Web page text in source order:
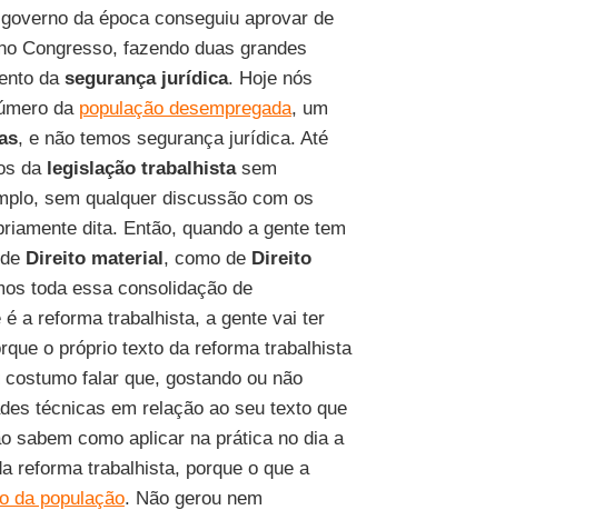
da época conseguiu aprovar de
Congresso, fazendo duas grandes
da segurança jurídica. Hoje nós
da população desempregada, um
, e não temos segurança jurídica. Até
da legislação trabalhistasem
sem qualquer discussão com os
dita. Então, quando a gente tem
Direito material, como de Direito
toda essa consolidação de
a reforma trabalhista, a gente vai ter
o próprio texto da reforma trabalhista
falar que, gostando ou não
técnicas em relação ao seu texto que
sabem como aplicar na prática no dia a
reforma trabalhista, porque o que a
da população. Não gerou nem